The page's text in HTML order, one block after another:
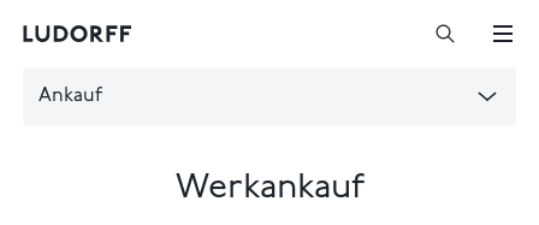
Ankauf
Werkankauf